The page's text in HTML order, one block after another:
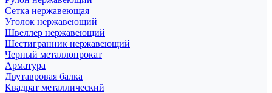
Сетка нержавеющая
Уголок нержавеющий
Швеллер нержавеющий
Шестигранник нержавеющий
Черный металлопрокат
Арматура
Двутавровая балка
Квадрат металлический